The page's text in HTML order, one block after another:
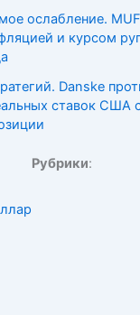
ослабление.
и курсом
Danske
ставок США
Рубрики: